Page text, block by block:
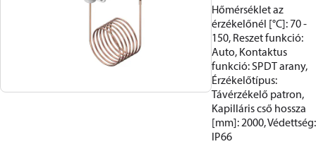
Hőmérséklet az
érzékelőnél [°C]: 70 -
150, Reszet funkció:
Auto, Kontaktus
funkció: SPDT arany,
Érzékelőtípus:
Távérzékelő patron,
Kapilláris cső hossza
[mm]: 2000, Védettség:
IP66